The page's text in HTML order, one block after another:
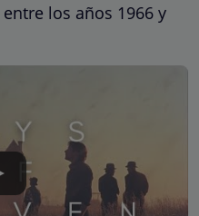
entre los años 1966 y